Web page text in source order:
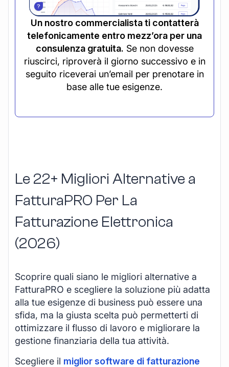
Un nostro commercialista ti contatterà
telefonicamente entro mezz’ora per una
consulenza gratuita. Se non dovesse
riuscirci, riproverà il giorno successivo e in
seguito riceverai un’email per prenotare in
base alle tue esigenze.
Le 22+ Migliori Alternative a
FatturaPRO Per La
Fatturazione Elettronica
(2026)
Scoprire quali siano le migliori alternative a
FatturaPRO e scegliere la soluzione più adatta
alla tue esigenze di business può essere una
sfida, ma la giusta scelta può permetterti di
ottimizzare il flusso di lavoro e migliorare la
gestione finanziaria della tua attività.
Scegliere il miglior software di fatturazione